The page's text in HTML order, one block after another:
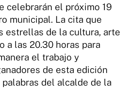
celebrarán el próximo 19
municipal. La cita que
estrellas de la cultura, arte
a las 20.30 horas para
el trabajo y
de esta edición
del alcalde de la